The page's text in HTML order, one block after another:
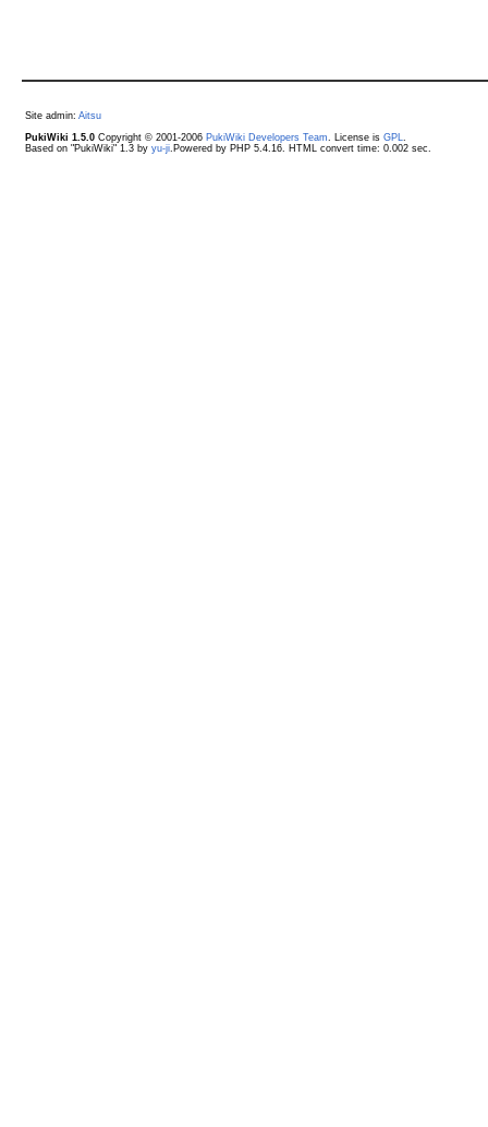
Site admin: Aitsu
PukiWiki 1.5.0Copyright © 2001-2006 PukiWiki Developers Team . License is GPL
Based on "PukiWiki" 1.3 by yu-ji.Powered by PHP 5.4.16. HTML convert time: 0.002 sec.